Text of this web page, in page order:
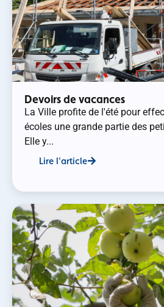
Devoirs de vacances
La Ville profite de l'été pour
écoles une grande partie des
Elle y...
Lire l'article